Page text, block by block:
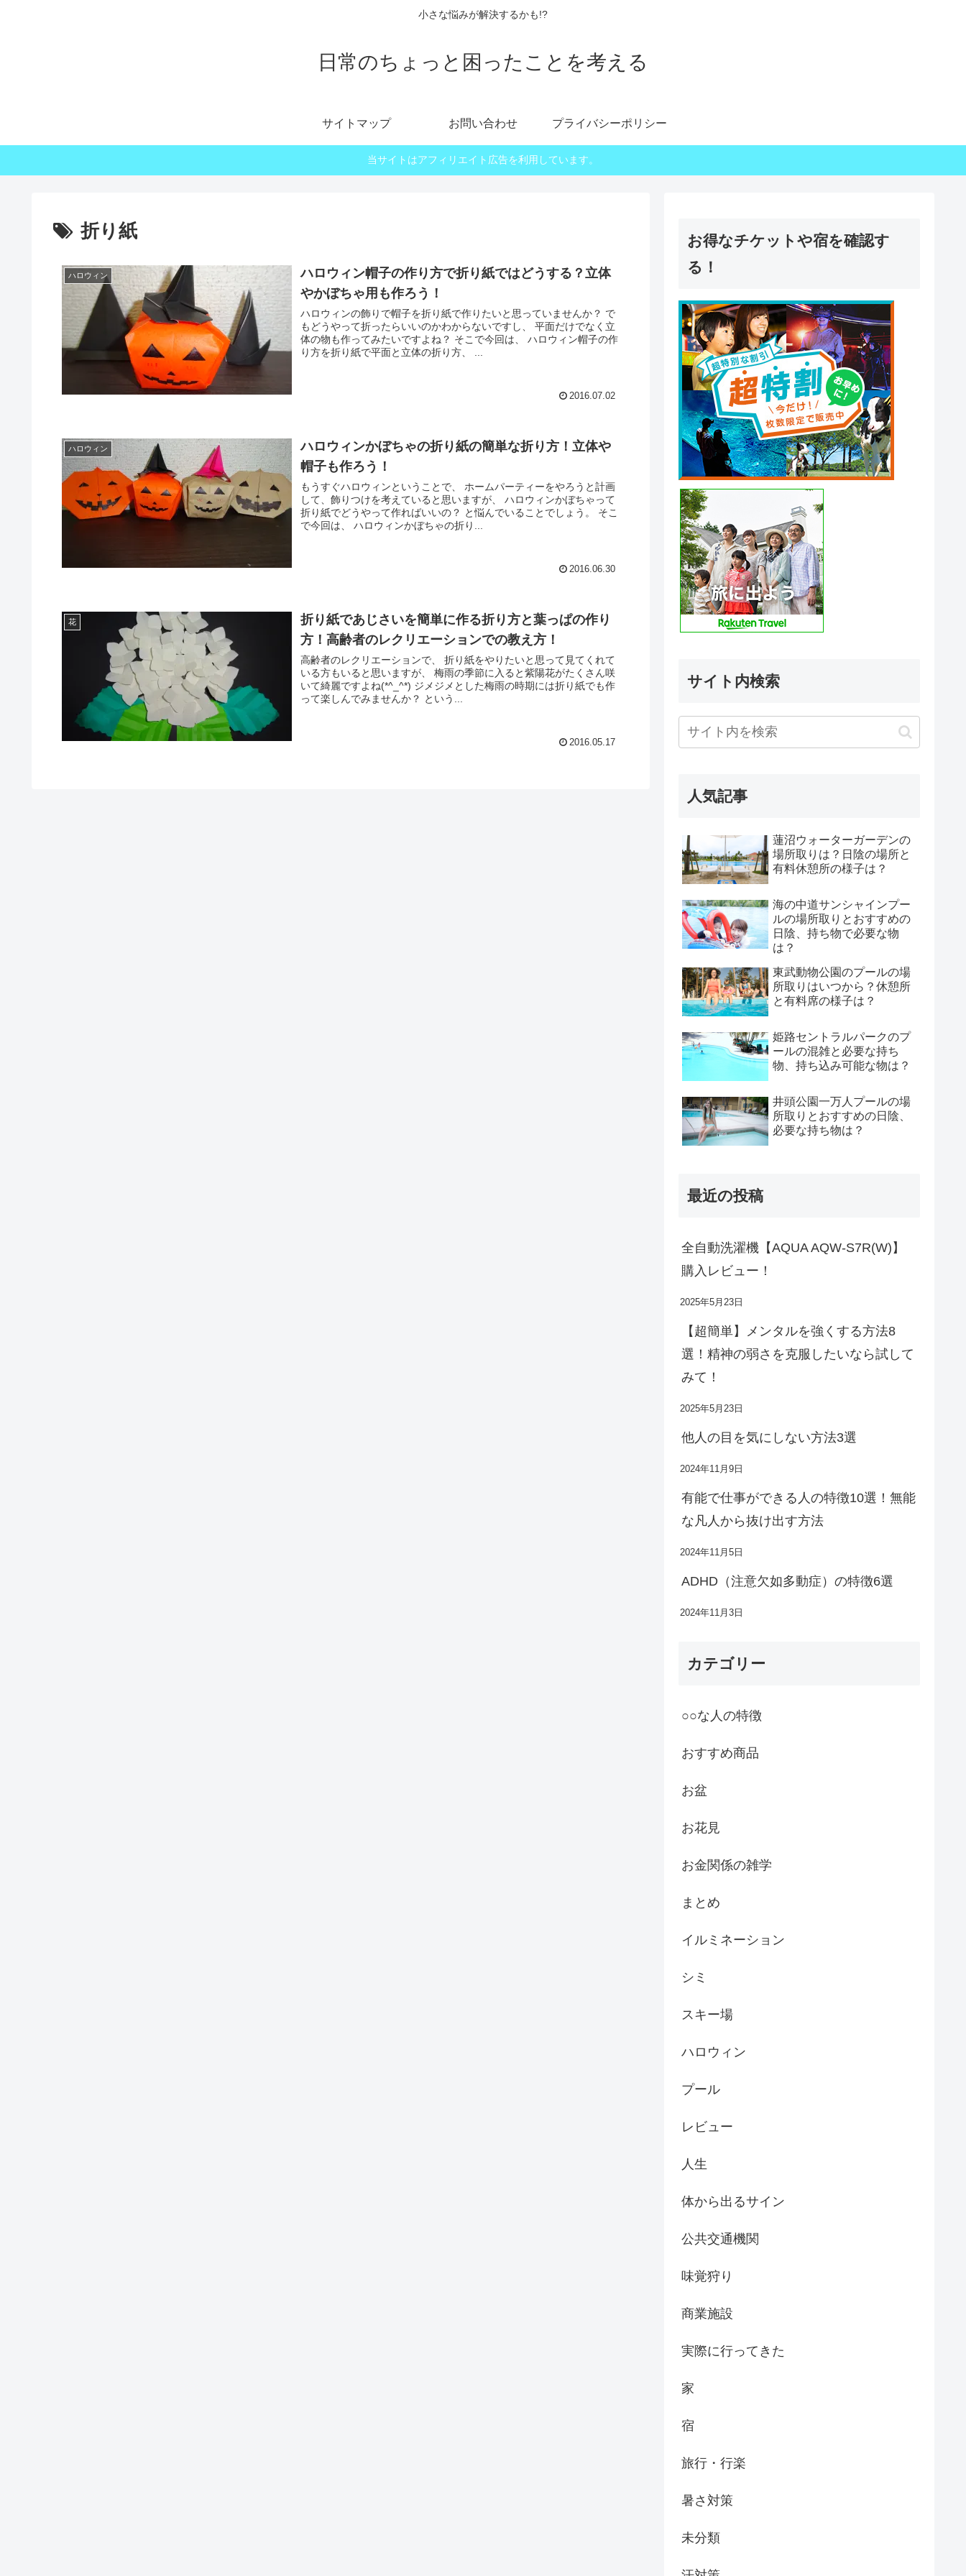
小さな悩みが解決するかも!?
日常のちょっと困ったことを考える
サイトマップ お問い合わせ プライバシーポリシー
当サイトはアフィリエイト広告を利用しています。
折り紙
ハロウィン
ハロウィン帽子の作り方で折り紙ではどうする？立体
やかぼちゃ用も作ろう！
ハロウィンの飾りで帽子を折り紙で作りたいと思っていませんか？ で
もどうやって折ったらいいのかわからないですし、 平面だけでなく立
体の物も作ってみたいですよね？ そこで今回は、 ハロウィン帽子の作
2016.07.02
ハロウィン
ハロウィンかぼちゃの折り紙の簡単な折り方！立体や
帽子も作ろう！
もうすぐハロウィンということで、 ホームパーティーをやろうと計画
して、飾りつけを考えていると思いますが、 ハロウィンかぼちゃって
折り紙でどうやって作ればいいの？ と悩んでいることでしょう。 そこ
で今回は、 ハロウィンかぼちゃの折り...
2016.06.30
花
折り紙であじさいを簡単に作る折り方と葉っぱの作り
方！高齢者のレクリエーションでの教え方！
高齢者のレクリエーションで、 折り紙をやりたいと思って見てくれて
いる方もいると思いますが、 梅雨の季節に入ると紫陽花がたくさん咲
いて綺麗ですよね(*^_^*) ジメジメとした梅雨の時期には折り紙でも作
って楽しんでみませんか？ という...
2016.05.17
お得なチケットや宿を確認す
る！
サイト内検索
人気記事
蓮沼ウォーターガーデンの
場所取りは？日陰の場所と
有料休憩所の様子は？
海の中道サンシャインプー
ルの場所取りとおすすめの
日陰、持ち物で必要な物
は？
東武動物公園のプールの場
所取りはいつから？休憩所
と有料席の様子は？
姫路セントラルパークのプ
ールの混雑と必要な持ち
物、持ち込み可能な物は？
井頭公園一万人プールの場
所取りとおすすめの日陰、
必要な持ち物は？
最近の投稿
全自動洗濯機【AQUA AQW-S7R(W)】
購入レビュー！
2025年5月23日
【超簡単】メンタルを強くする方法8
選！精神の弱さを克服したいなら試して
みて！
2025年5月23日
他人の目を気にしない方法3選
2024年11月9日
有能で仕事ができる人の特徴10選！無能
な凡人から抜け出す方法
2024年11月5日
ADHD（注意欠如多動症）の特徴6選
2024年11月3日
カテゴリー
○○な人の特徴
おすすめ商品
お盆
お花見
お金関係の雑学
まとめ
イルミネーション
シミ
スキー場
ハロウィン
プール
レビュー
人生
体から出るサイン
公共交通機関
味覚狩り
商業施設
実際に行ってきた
家
宿
旅行・行楽
暑さ対策
未分類